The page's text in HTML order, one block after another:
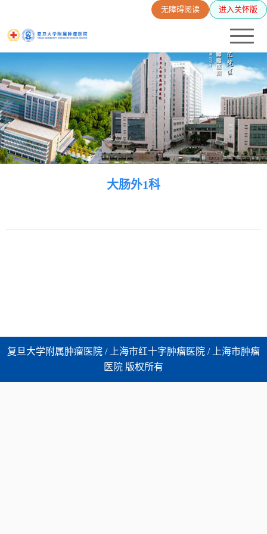
无障碍阅读 进入关怀版
大肠外1科
复旦大学附属肿瘤医院 / 上海市红十字肿瘤医院 / 上海市肿瘤
医院 版权所有